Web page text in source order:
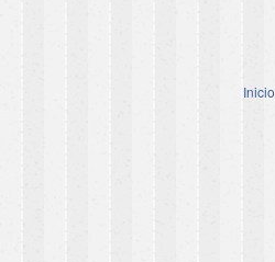
Inicio